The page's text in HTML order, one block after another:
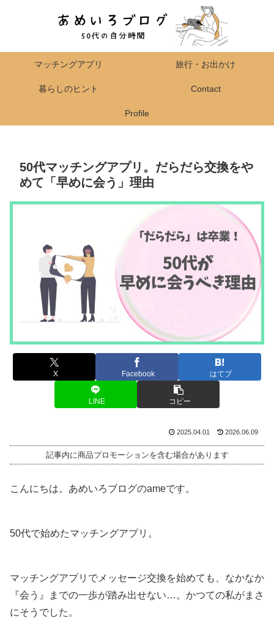
マッチングアプリ 旅行・お出かけ
暮らしのヒント Contact
Profile
50代マッチングアプリ。だらだら交換をや
めて「早めに会う」理由
X Facebook はてブ
LINE コピー
2025.04.01 2026.06.09
記事内に商品プロモーションを含む場合があります
こんにちは。あめいろブログのameです。
50代で始めたマッチングアプリ。
マッチングアプリでメッセージ交換を始めても、なかなか
『会う』までの一歩が踏み出せない…。かつての私がまさ
にそうでした。